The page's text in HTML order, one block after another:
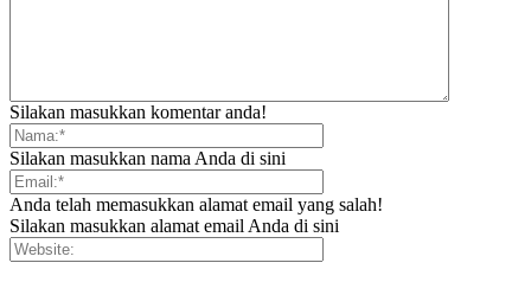
Silakan masukkan komentar anda!
Silakan masukkan nama Anda di sini
Anda telah memasukkan alamat email yang salah!
Silakan masukkan alamat email Anda di sini